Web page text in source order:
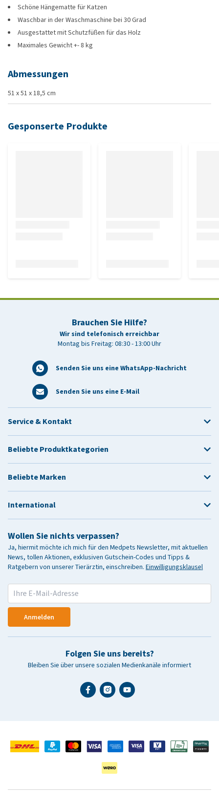
Schöne Hängematte für Katzen
Waschbar in der Waschmaschine bei 30 Grad
Ausgestattet mit Schutzfüßen für das Holz
Maximales Gewicht +- 8 kg
Abmessungen
51 x 51 x 18,5 cm
Gesponserte Produkte
Brauchen Sie Hilfe?
Wir sind telefonisch erreichbar
Montag bis Freitag: 08:30 - 13:00 Uhr
Senden Sie uns eine WhatsApp-Nachricht
Senden Sie uns eine E-Mail
Wollen Sie nichts verpassen?
Ja, hiermit möchte ich mich für den Medpets Newsletter, mit aktuellen
News, tollen Aktionen, exklusiven Gutschein-Codes und Tipps &
Ratgebern von unserer Tierärztin, einschreiben. Einwilligungsklausel
Anmelden
Folgen Sie uns bereits?
Bleiben Sie über unsere sozialen Medienkanäle informiert
Service & Kontakt
Beliebte Produktkategorien
Beliebte Marken
International